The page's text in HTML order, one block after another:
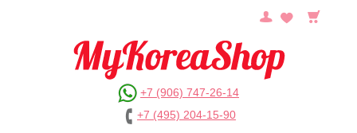
+7 (906) 747-26-14
+7 (495) 204-15-90